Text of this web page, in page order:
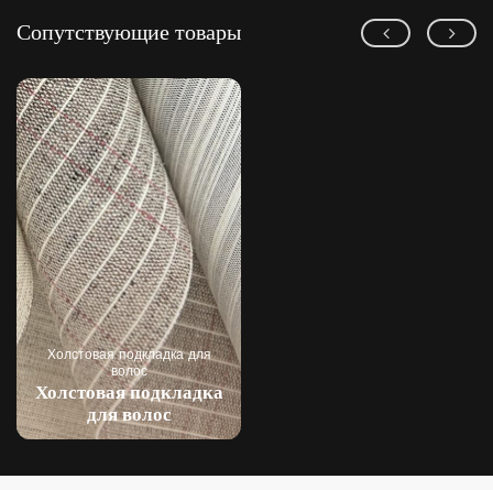
Сопутствующие товары
Холстовая подкладка для
волос
Холстовая подкладка
для волос